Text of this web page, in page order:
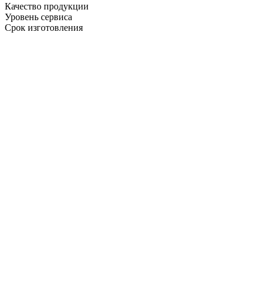
Качество продукции
Уровень сервиса
Срок изготовления